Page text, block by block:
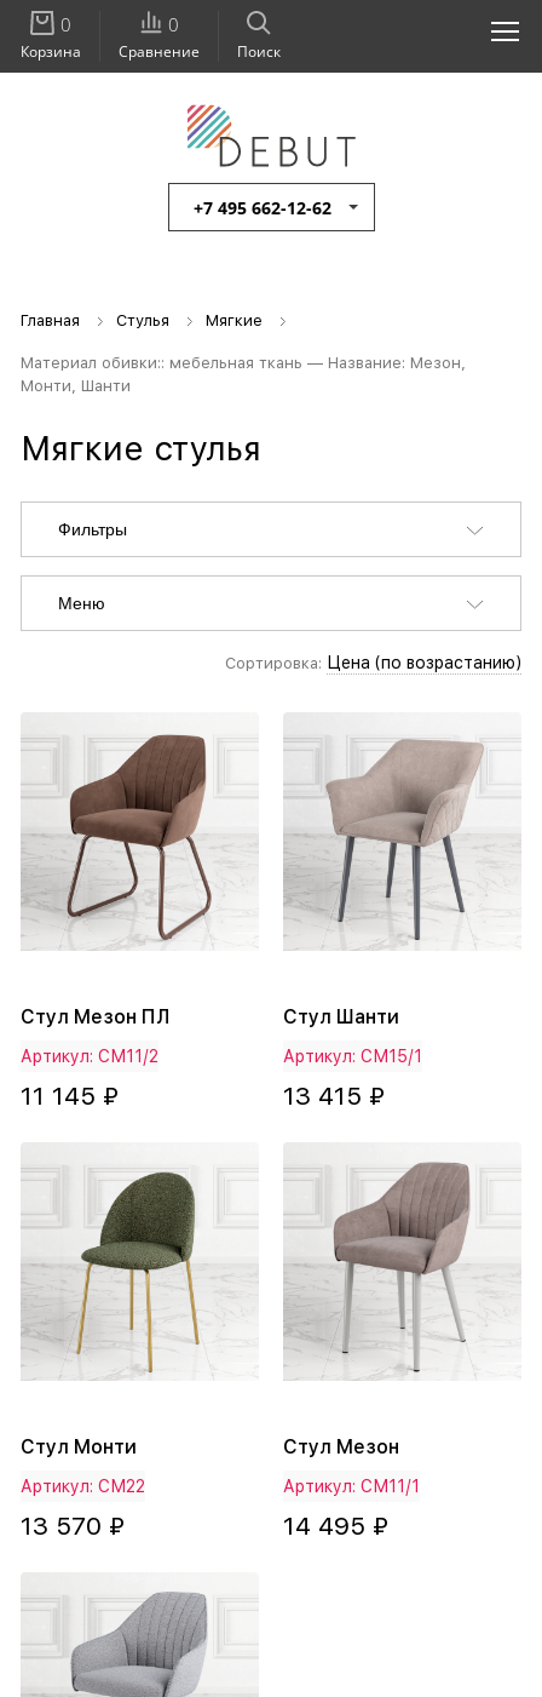
+7 495 662-12-62
Поиск
0
Сравнение
0
Корзина
Главная Стулья Мягкие
Материал обивки:: мебельная ткань — Название: Мезон,
Монти, Шанти
Мягкие стулья
Фильтры
Меню
Сортировка: Цена (по возрастанию)
Стул Мезон ПЛ
Артикул: СМ11/2
11 145 ₽
Стул Шанти
Артикул: СМ15/1
13 415 ₽
Стул Монти
Артикул: СМ22
13 570 ₽
Стул Мезон
Артикул: СМ11/1
14 495 ₽